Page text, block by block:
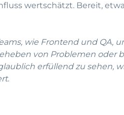
wertschätzt. Bereit,
wie Frontend und QA,
von Problemen oder
erfüllend zu sehen,